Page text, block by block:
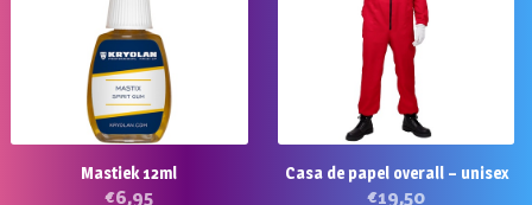
Mastiek 12ml
€6,95
Casa de papel overall – unisex
€19,50